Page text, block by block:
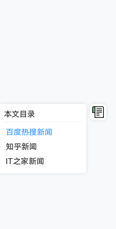
本文目录
百度热搜新闻
知乎新闻
IT之家新闻